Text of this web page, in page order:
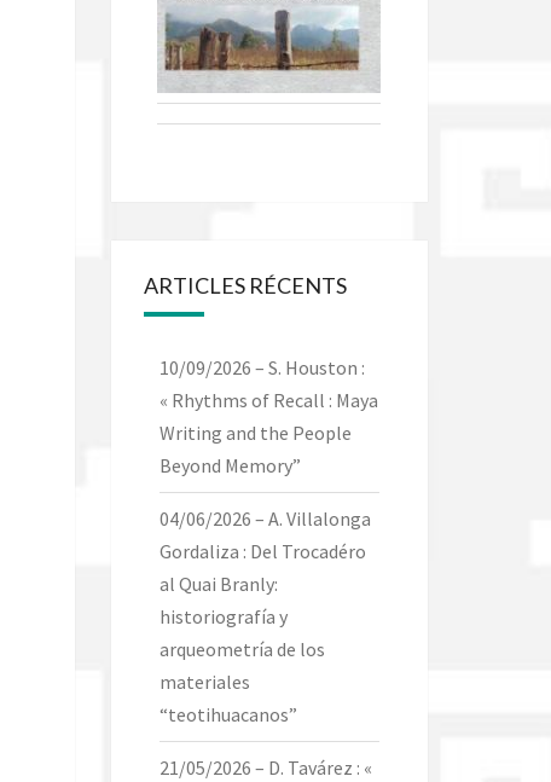
ARTICLES RÉCENTS
10/09/2026 – S. Houston :
« Rhythms of Recall : Maya
Writing and the People
Beyond Memory”
04/06/2026 – A. Villalonga
Gordaliza : Del Trocadéro
al Quai Branly:
historiografía y
arqueometría de los
materiales
“teotihuacanos”
21/05/2026 – D. Tavárez : «